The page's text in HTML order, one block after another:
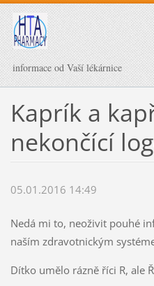
informace od Vaší lékárnice
Kaprík a
nekončící
05.01.2016 14:49
Nedá mi to, neoživit pouhé
naším zdravotnickým
Dítko umělo rázně říci R, ale